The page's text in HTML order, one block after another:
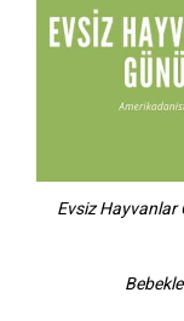
Evsiz Hayvanlar